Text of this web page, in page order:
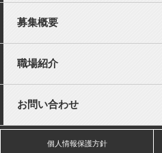
募集概要
職場紹介
お問い合わせ
個人情報保護方針